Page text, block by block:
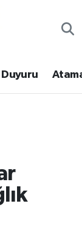
Duyuru